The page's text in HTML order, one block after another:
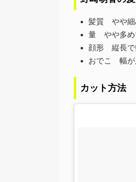
髪質 やや細
量 やや多め
顔形 縦長で
おでこ 幅が
カット方法